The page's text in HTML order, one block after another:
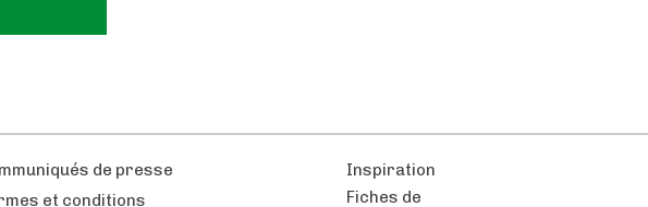
de presse
et conditions
Inspiration
Fiches de